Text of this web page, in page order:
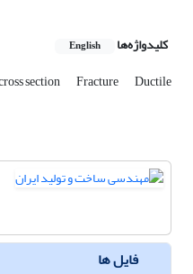
کلیدواژه‌ها English
section Fracture Ductile
فایل ها